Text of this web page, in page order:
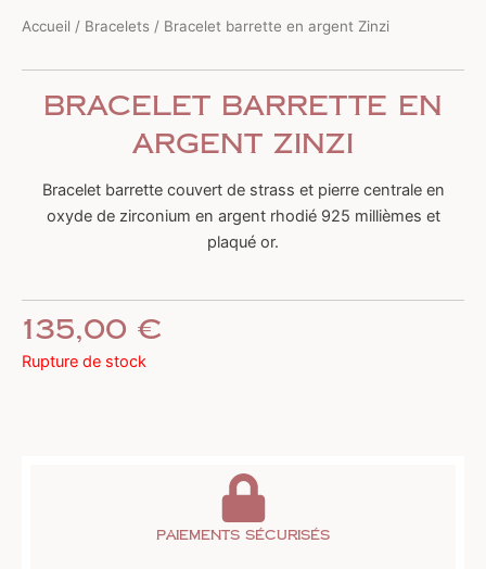
Accueil / Bracelets / Bracelet barrette en argent Zinzi
Bracelet barrette en
argent Zinzi
Bracelet barrette couvert de strass et pierre centrale en
oxyde de zirconium en argent rhodié 925 millièmes et
plaqué or.
135,00 €
Rupture de stock
Paiements sécurisés